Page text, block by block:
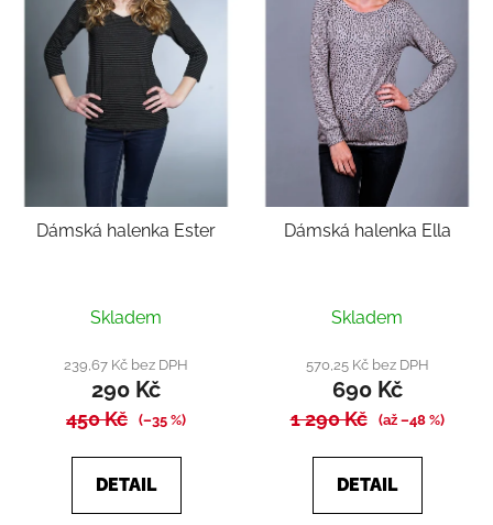
Dámská halenka Ester
Skladem
239,67 Kč bez DPH
290 Kč
450 Kč (–35 %)
DETAIL
Dámská halenka Ella
hodnocení
produktu
je
4,3
5
Skladem
570,25 Kč bez DPH
690 Kč
1 290 Kč (až –48 %)
DETAIL